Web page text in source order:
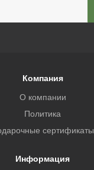
Компания
О компании
Политика
сертификаты
Информация